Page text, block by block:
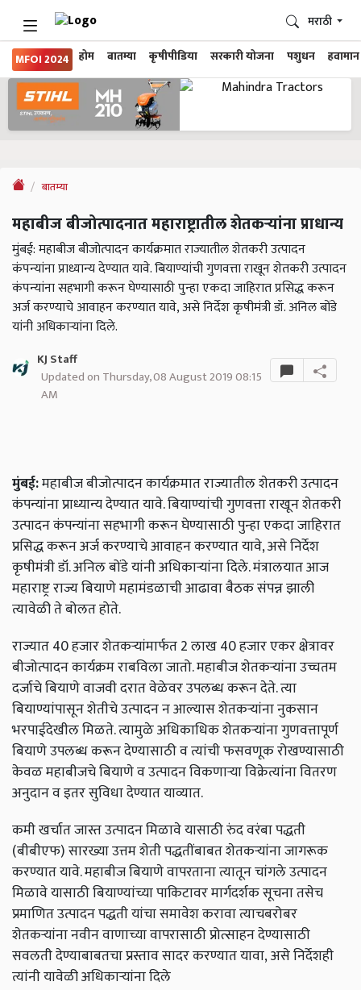
MFOI 2024 होम बातम्या कृषीपीडिया सरकारी योजना पशुधन हवामान
मराठी
बातम्या
महाबीज बीजोत्पादनात महाराष्ट्रातील शेतकऱ्यांना प्राधान्य
मुंबई: महाबीज बीजोत्पादन कार्यक्रमात राज्यातील शेतकरी उत्पादन
कंपन्यांना प्राध्यान्य देण्यात यावे. बियाण्यांची गुणवत्ता राखून शेतकरी उत्पादन
कंपन्यांना सहभागी करून घेण्यासाठी पुन्हा एकदा जाहिरात प्रसिद्ध करून
अर्ज करण्याचे आवाहन करण्यात यावे, असे निर्देश कृषीमंत्री डॉ. अनिल बोंडे
यांनी अधिकाऱ्यांना दिले.
KJ Staff
Updated on Thursday, 08 August 2019 08:15
AM
मुंबई:महाबीज बीजोत्पादन कार्यक्रमात राज्यातील शेतकरी उत्पादन
कंपन्यांना प्राध्यान्य देण्यात यावे. बियाण्यांची गुणवत्ता राखून शेतकरी
उत्पादन कंपन्यांना सहभागी करून घेण्यासाठी पुन्हा एकदा जाहिरात
प्रसिद्ध करून अर्ज करण्याचे आवाहन करण्यात यावे, असे निर्देश
कृषीमंत्री डॉ. अनिल बोंडे यांनी अधिकाऱ्यांना दिले. मंत्रालयात आज
महाराष्ट्र राज्य बियाणे महामंडळाची आढावा बैठक संपन्न झाली
त्यावेळी ते बोलत होते.
राज्यात 40 हजार शेतकऱ्यांमार्फत 2 लाख 40 हजार एकर क्षेत्रावर
बीजोत्पादन कार्यक्रम राबविला जातो. महाबीज शेतकऱ्यांना उच्चतम
दर्जाचे बियाणे वाजवी दरात वेळेवर उपलब्ध करून देते. त्या
बियाण्यांपासून शेतीचे उत्पादन न आल्यास शेतकऱ्यांना नुकसान
भरपाईदेखील मिळते. त्यामुळे अधिकाधिक शेतकऱ्यांना गुणवत्तापूर्ण
बियाणे उपलब्ध करून देण्यासाठी व त्यांची फसवणूक रोखण्यासाठी
केवळ महाबीजचे बियाणे व उत्पादन विकणाऱ्या विक्रेत्यांना वितरण
अनुदान व इतर सुविधा देण्यात याव्यात.
कमी खर्चात जास्त उत्पादन मिळावे यासाठी रुंद वरंबा पद्धती
(बीबीएफ) सारख्या उत्तम शेती पद्धतींबाबत शेतकऱ्यांना जागरूक
करण्यात यावे. महाबीज बियाणे वापरताना त्यातून चांगले उत्पादन
मिळावे यासाठी बियाण्यांच्या पाकिटावर मार्गदर्शक सूचना तसेच
प्रमाणित उत्पादन पद्धती यांचा समावेश करावा त्याचबरोबर
शेतकऱ्यांना नवीन वाणाच्या वापरासाठी प्रोत्साहन देण्यासाठी
सवलती देण्याबाबतचा प्रस्ताव सादर करण्यात यावा,असे निर्देशही
त्यांनी यावेळी अधिकाऱ्यांना दिले